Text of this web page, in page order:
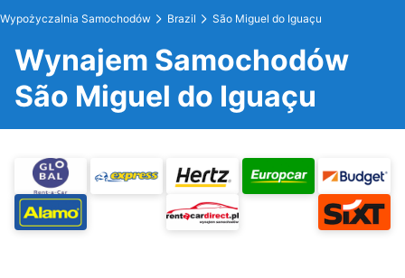
Wypożyczalnia Samochodów Brazil São Miguel do Iguaçu
Wynajem Samochodów
São Miguel do Iguaçu